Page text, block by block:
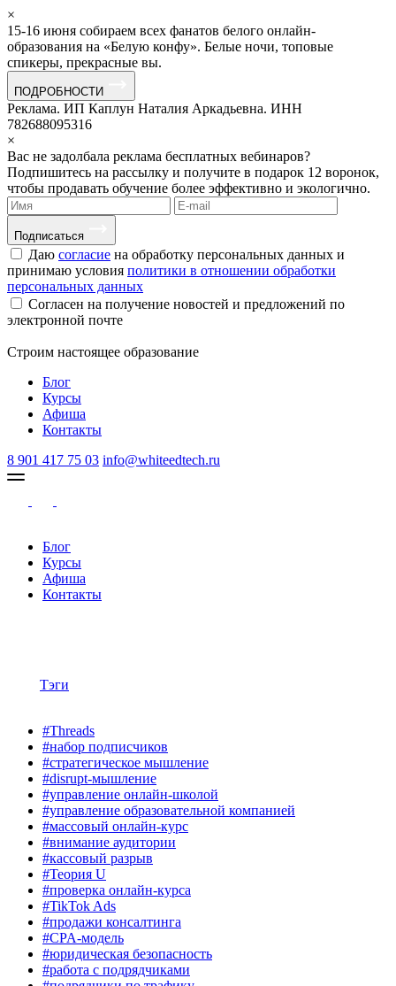
×
15-16 июня собираем всех фанатов белого онлайн-
образования на «Белую конфу». Белые ночи, топовые
спикеры, прекрасные вы.
ПОДРОБНОСТИ
Реклама. ИП Каплун Наталия Аркадьевна. ИНН
782688095316
×
Вас не задолбала реклама бесплатных вебинаров?
Подпишитесь на рассылку и получите в подарок 12 воронок,
чтобы продавать обучение более эффективно и экологично.
Подписаться
Даю согласие на обработку персональных данных и
принимаю условия политики в отношении обработки
персональных данных
Согласен на получение новостей и предложений по
электронной почте
Строим настоящее образование
Блог
Курсы
Афиша
Контакты
8 901 417 75 03 info@whiteedtech.ru
Блог
Курсы
Афиша
Контакты
Тэги
#Threads
#набор подписчиков
#стратегическое мышление
#disrupt-мышление
#управление онлайн-школой
#управление образовательной компанией
#массовый онлайн-курс
#внимание аудитории
#кассовый разрыв
#Теория U
#проверка онлайн-курса
#TikTok Ads
#продажи консалтинга
#CPA-модель
#юридическая безопасность
#работа с подрядчиками